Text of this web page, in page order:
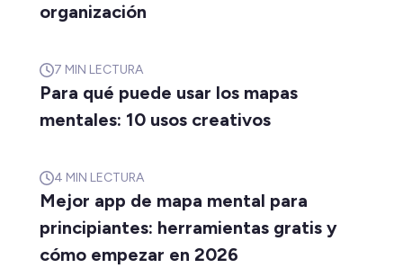
organización
7 MIN LECTURA
Para qué puede usar los mapas
mentales: 10 usos creativos
4 MIN LECTURA
Mejor app de mapa mental para
principiantes: herramientas gratis y
cómo empezar en 2026